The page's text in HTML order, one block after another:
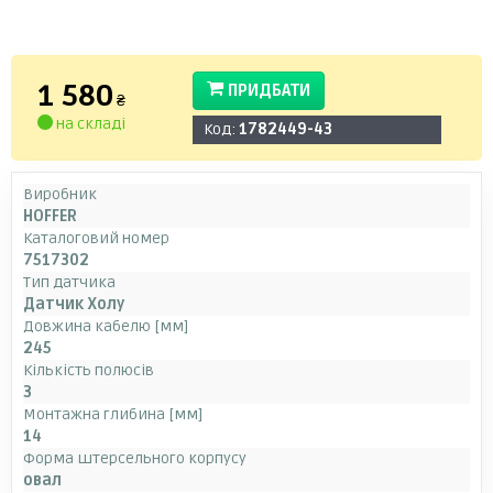
1 580 ₴
на складі
ПРИДБАТИ
Код: 1782449-43
Виробник
HOFFER
Каталоговий номер
7517302
Тип датчика
Датчик Холу
Довжина кабелю [мм]
245
Кількість полюсів
3
Монтажна глибина [мм]
14
Форма штерсельного корпусу
овал